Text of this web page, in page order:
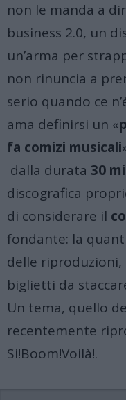
non le manda a
business 2.0, un
un’arma per
non rinuncia a
serio quando ce
ama definirsi un «
fa comizi musicali
dalla durata 30
discografica
di considerare il
fondante: la
delle
biglietti da
Un tema, quello
recentemente
Si!Boom!Voilà!.